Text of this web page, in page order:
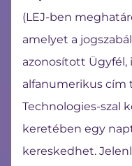
(LEJ-ben
amelyet a
azonosított
alfanumerikus cím
Technologies-szal
keretében egy
kereskedhet.